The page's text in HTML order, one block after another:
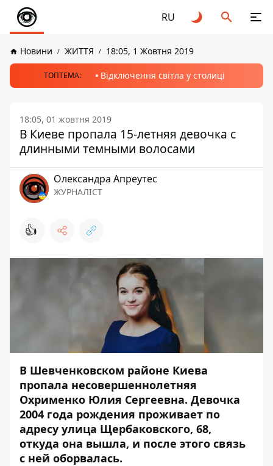
RU
Новини ЖИТТЯ 18:05, 1 Жовтня 2019
ТОПТЕМА: Відключення світла у столиці
18:05, 01 жовтня 2019
В Киеве пропала 15-летняя девочка с
длинными темными волосами
Олександра Апреутес
ЖУРНАЛІСТ
👍
В Шевченковском районе Киева
пропала несовершеннолетняя
Охрименко Юлия Сергеевна. Девочка
2004 года рождения проживает по
адресу улица Щербаковского, 68,
откуда она вышла, и после этого связь
с ней оборвалась.